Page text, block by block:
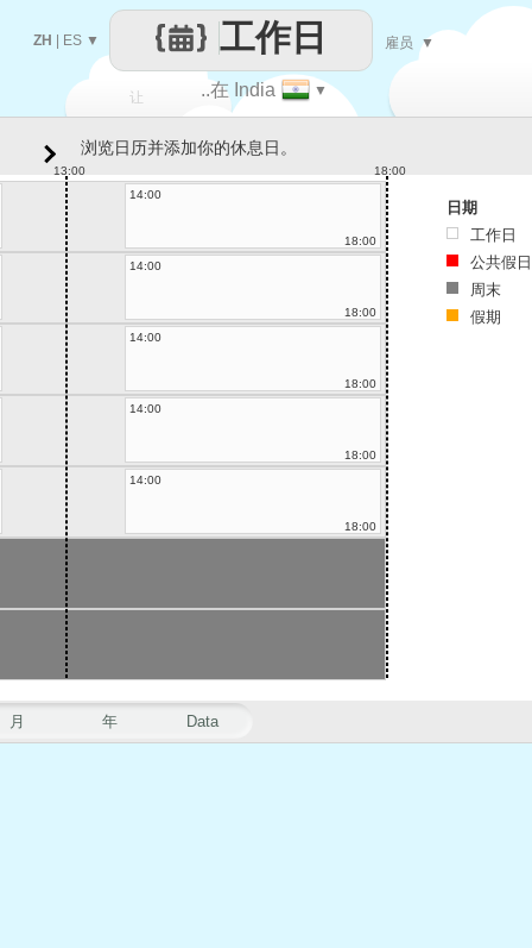
让
每一天
..在 India ▼
工作日
ZH ES ▼ 雇员 ▼
月 年 Data
浏览日历并添加你的休息日。
13:00
18:00
14:00
18:00
14:00
18:00
14:00
18:00
14:00
18:00
14:00
18:00
日期
工作日
公共假日
周末
假期